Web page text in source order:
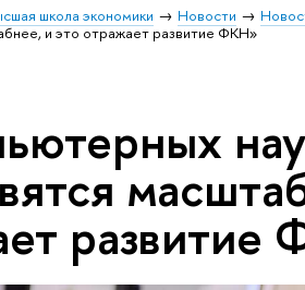
школа экономики Новости
и это отражает развитие ФКН»